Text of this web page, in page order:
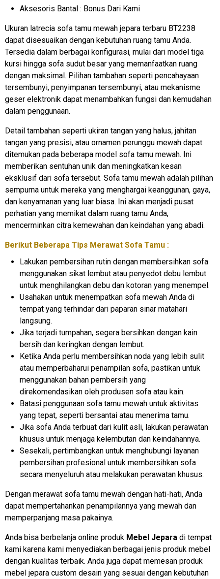
Aksesoris Bantal : Bonus Dari Kami
Ukuran latrecia sofa tamu mewah jepara terbaru BT2238
dapat disesuaikan dengan kebutuhan ruang tamu Anda.
Tersedia dalam berbagai konfigurasi, mulai dari model tiga
kursi hingga sofa sudut besar yang memanfaatkan ruang
dengan maksimal. Pilihan tambahan seperti pencahayaan
tersembunyi, penyimpanan tersembunyi, atau mekanisme
geser elektronik dapat menambahkan fungsi dan kemudahan
dalam penggunaan.
Detail tambahan seperti ukiran tangan yang halus, jahitan
tangan yang presisi, atau ornamen perunggu mewah dapat
ditemukan pada beberapa model sofa tamu mewah. Ini
memberikan sentuhan unik dan meningkatkan kesan
eksklusif dari sofa tersebut. Sofa tamu mewah adalah pilihan
sempurna untuk mereka yang menghargai keanggunan, gaya,
dan kenyamanan yang luar biasa. Ini akan menjadi pusat
perhatian yang memikat dalam ruang tamu Anda,
mencerminkan citra kemewahan dan keindahan yang abadi.
Berikut Beberapa Tips Merawat Sofa Tamu :
Lakukan pembersihan rutin dengan membersihkan sofa
menggunakan sikat lembut atau penyedot debu lembut
untuk menghilangkan debu dan kotoran yang menempel.
Usahakan untuk menempatkan sofa mewah Anda di
tempat yang terhindar dari paparan sinar matahari
langsung.
Jika terjadi tumpahan, segera bersihkan dengan kain
bersih dan keringkan dengan lembut.
Ketika Anda perlu membersihkan noda yang lebih sulit
atau memperbaharui penampilan sofa, pastikan untuk
menggunakan bahan pembersih yang
direkomendasikan oleh produsen sofa atau kain.
Batasi penggunaan sofa tamu mewah untuk aktivitas
yang tepat, seperti bersantai atau menerima tamu.
Jika sofa Anda terbuat dari kulit asli, lakukan perawatan
khusus untuk menjaga kelembutan dan keindahannya.
Sesekali, pertimbangkan untuk menghubungi layanan
pembersihan profesional untuk membersihkan sofa
secara menyeluruh atau melakukan perawatan khusus.
Dengan merawat sofa tamu mewah dengan hati-hati, Anda
dapat mempertahankan penampilannya yang mewah dan
memperpanjang masa pakainya.
Anda bisa berbelanja online produk Mebel Jepara di tempat
kami karena kami menyediakan berbagai jenis produk mebel
dengan kualitas terbaik. Anda juga dapat memesan produk
mebel jepara custom desain yang sesuai dengan kebutuhan